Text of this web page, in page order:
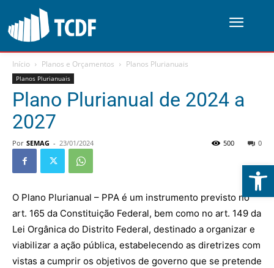
Abrir
Início Planos e Orçamentos Planos Plurianuais
Planos Plurianuais
Plano Plurianual de 2024 a
2027
Por SEMAG - 23/01/2024 0
500
O Plano Plurianual – PPA é um instrumento previsto no
art. 165 da Constituição Federal, bem como no art. 149 da
Lei Orgânica do Distrito Federal, destinado a organizar e
viabilizar a ação pública, estabelecendo as diretrizes com
vistas a cumprir os objetivos de governo que se pretende